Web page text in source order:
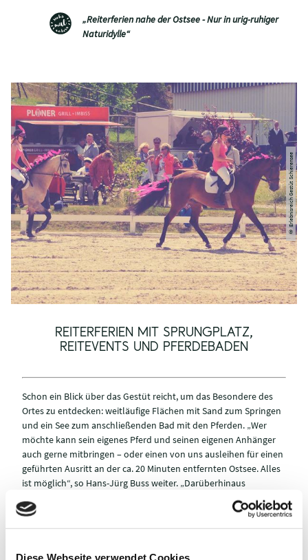
Diese Webseite verwendet Cookies
„Reiterferien nahe der Ostsee - Nur in urig-ruhiger
Naturidylle“
© Erlebnisreich Gestüt Schierensee
REITERFERIEN MIT SPRUNGPLATZ,
REITEVENTS UND PFERDEBADEN
Schon ein Blick über das Gestüt reicht, um das Besondere des
Ortes zu entdecken: weitläufige Flächen mit Sand zum Springen
und ein See zum anschließenden Bad mit den Pferden. „Wer
möchte kann sein eigenes Pferd und seinen eigenen Anhänger
auch gerne mitbringen – oder einen von uns ausleihen für einen
geführten Ausritt an der ca. 20 Minuten entfernten Ostsee. Alles
ist möglich“, so Hans-Jürg Buss weiter. „Darüberhinaus
veranstalten wir bei uns auch Reitevents, bei denen unsere
Gäste natürlich auch mitmachen können. Wer bei uns
anschließend übernachten möchte oder den Reit-Besuch zu
Urlaub mit Kindern ausweiten möchte: unsere modernen und